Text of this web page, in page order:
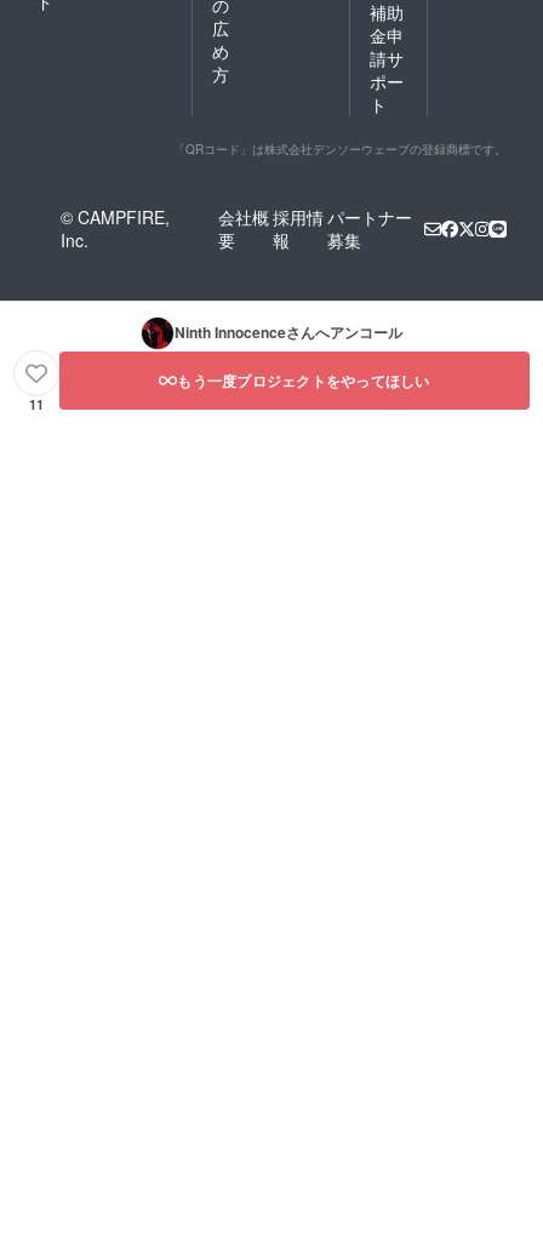
広
め
方
補助
金申
請サ
ポー
ト
「QRコード」は株式会社デンソーウェーブの登録商標です。
© CAMPFIRE,
Inc.
会社概
要
採用情
報
パートナー
募集
Ninth Innocenceさんへアンコール
11
もう一度プロジェクトをやってほしい